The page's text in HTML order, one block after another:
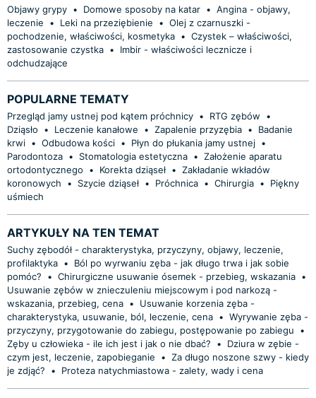
Objawy grypy • Domowe sposoby na katar • Angina - objawy,
leczenie
• Leki na przeziębienie • Olej z czarnuszki -
pochodzenie, właściwości, kosmetyka • Czystek – właściwości,
zastosowanie czystka •
Imbir - właściwości lecznicze i
odchudzające
POPULARNE TEMATY
Przegląd jamy ustnej pod kątem próchnicy • RTG zębów
•
Dziąsło
• Leczenie kanałowe • Zapalenie przyzębia •
Badanie
krwi • Odbudowa kości • Płyn do płukania jamy ustnej •
Parodontoza • Stomatologia estetyczna • Założenie aparatu
ortodontycznego
• Korekta dziąseł • Zakładanie wkładów
koronowych
• Szycie dziąseł • Próchnica • Chirurgia •
Piękny
uśmiech
ARTYKUŁY NA TEN TEMAT
Suchy zębodół - charakterystyka, przyczyny, objawy, leczenie,
profilaktyka •
Ból po wyrwaniu zęba - jak długo trwa i jak sobie
pomóc?
• Chirurgiczne usuwanie ósemek - przebieg, wskazania •
Usuwanie zębów w znieczuleniu miejscowym i pod narkozą -
wskazania, przebieg, cena •
Usuwanie korzenia zęba -
charakterystyka, usuwanie, ból, leczenie, cena • Wyrywanie zęba -
przyczyny, przygotowanie do zabiegu, postępowanie po zabiegu
•
Zęby u człowieka - ile ich jest i jak o nie dbać?
•
Dziura w zębie -
czym jest, leczenie, zapobieganie
• Za długo noszone szwy - kiedy
je zdjąć?
• Proteza natychmiastowa - zalety, wady i cena